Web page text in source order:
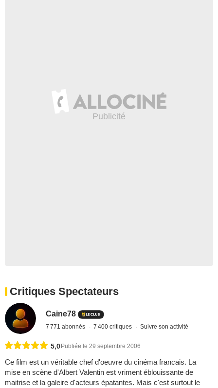
Critiques Spectateurs
Caine78
7 771 abonnés 7 400 critiques Suivre son activité
5,0 Publiée le 29 septembre 2006
Ce film est un véritable chef d'oeuvre du cinéma francais. La
mise en scène d'Albert Valentin est vriment éblouissante de
maitrise et la galeire d'acteurs épatantes. Mais c'est surtout le